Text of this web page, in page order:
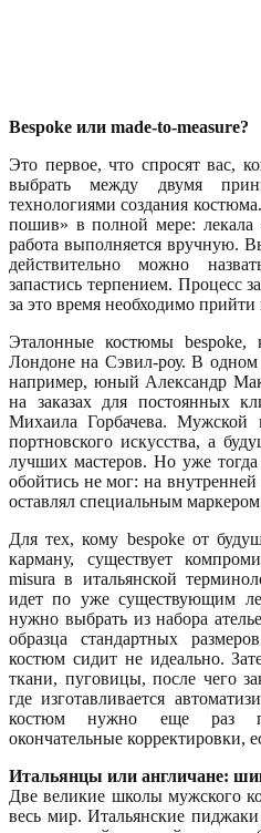
Bespoke или made-to-measure?
Это первое, что спросят вас,
выбрать между двумя
технологиями создания
пошив» в полной мере: лекала
работа выполняется вручную.
действительно можно
запастись терпением. Процесс
за это время необходимо
Эталонные костюмы
Лондоне на Сэвил-роу. В одном
например, юный Александр
на заказах для постоянных
Михаила Горбачева. Мужской
портновского искусства, а
лучших мастеров. Но уже
обойтись не мог: на
оставлял специальным
Для тех, кому bespoke от
карману, существует
misura в итальянской
идет по уже существующим
нужно выбрать из набора
образца стандартных
костюм сидит не идеально.
ткани, пуговицы, после чего
где изготавливается
костюм нужно еще раз
окончательные корректировки,
Итальянцы или англичане:
Две великие школы мужского
весь мир. Итальянские